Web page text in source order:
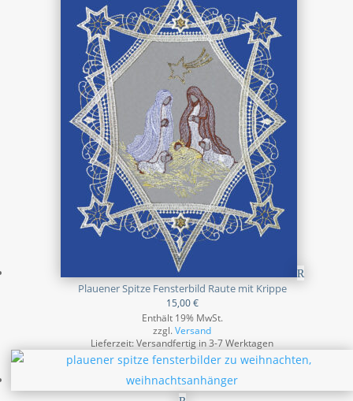
Plauener Spitze Fensterbild Raute mit Krippe
15,00€
Enthält 19% MwSt.
zzgl.Versand
Lieferzeit: Versandfertig in 3-7 Werktagen